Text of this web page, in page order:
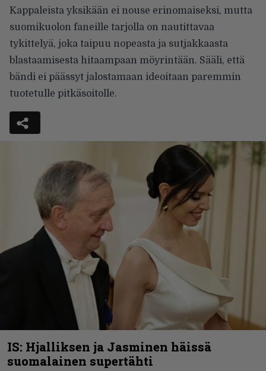
Kappaleista yksikään ei nouse erinomaiseksi, mutta
suomikuolon faneille tarjolla on nautittavaa
tykittelyä, joka taipuu nopeasta ja sutjakkaasta
blastaamisesta hitaampaan möyrintään. Sääli, että
bändi ei päässyt jalostamaan ideoitaan paremmin
tuotetulle pitkäsoitolle.
IS: Hjalliksen ja Jasminen häissä
suomalainen supertähti